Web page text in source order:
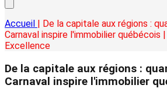
Accueil | De la capitale aux régions :
Carnaval inspire l'immobilier québécois
Excellence
De la capitale aux régions :
Carnaval inspire l'immobilier